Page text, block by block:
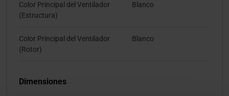
Color Principal del Ventilador
(Estructura)
Blanco
Color Principal del Ventilador
(Rotor)
Blanco
Dimensiones